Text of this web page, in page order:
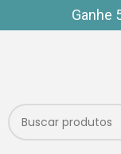
Ganhe